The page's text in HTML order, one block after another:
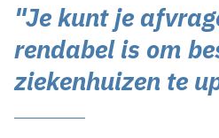
"Je kunt je
rendabel is om
ziekenhuizen te